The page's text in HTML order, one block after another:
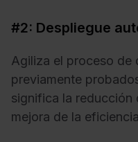
#2: Despliegue
Agiliza el proceso de
previamente
significa la reducción
mejora de la